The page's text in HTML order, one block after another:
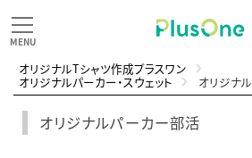
オリジナルTシャツ作成プラスワン
オリジナルパーカー・スウェット オリジナ
オリジナルパーカー部活